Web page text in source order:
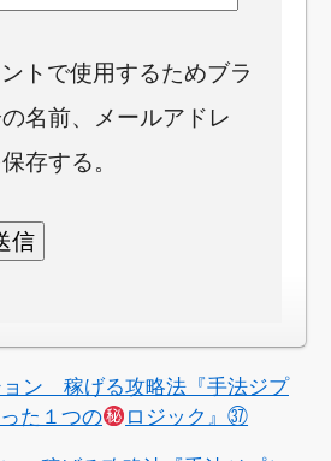
トで使用するためブラ
名前、メールアドレ
存する。
ョン 稼げる攻略法『手法ジプ
た１つの
ロジック』㊲